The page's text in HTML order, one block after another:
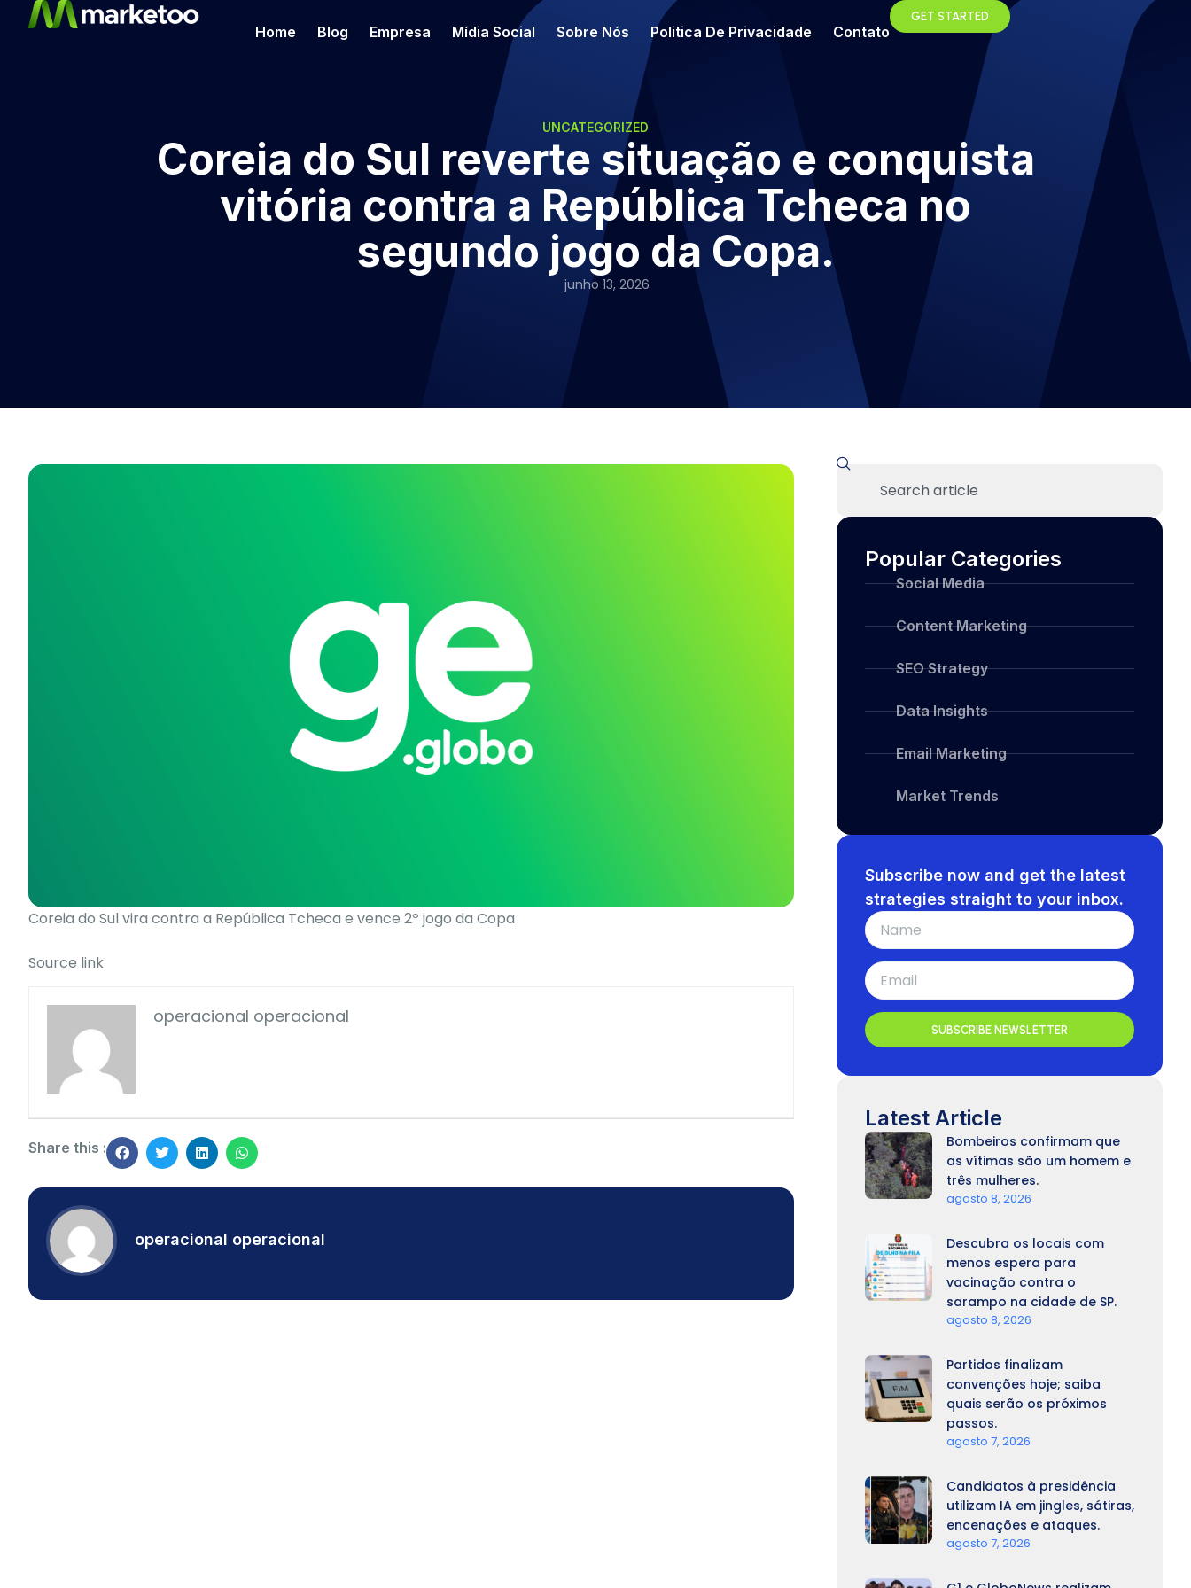
Home Blog Empresa Mídia Social Sobre Nós Politica De Privacidade Contato
GET STARTED
UNCATEGORIZED
Coreia do Sul reverte situação e conquista
vitória contra a República Tcheca no
segundo jogo da Copa.
junho 13, 2026
Coreia do Sul vira contra a República Tcheca e vence 2º jogo da Copa
Source link
operacional operacional
Share this :
operacional operacional
Popular Categories
Social Media
Content Marketing
SEO Strategy
Data Insights
Email Marketing
Market Trends
Subscribe now and get the latest
strategies straight to your inbox.
SUBSCRIBE NEWSLETTER
Latest Article
Bombeiros confirmam que
as vítimas são um homem e
três mulheres.
agosto 8, 2026
Descubra os locais com
menos espera para
vacinação contra o
sarampo na cidade de SP.
agosto 8, 2026
Partidos finalizam
convenções hoje; saiba
quais serão os próximos
passos.
agosto 7, 2026
Candidatos à presidência
utilizam IA em jingles, sátiras,
encenações e ataques.
agosto 7, 2026